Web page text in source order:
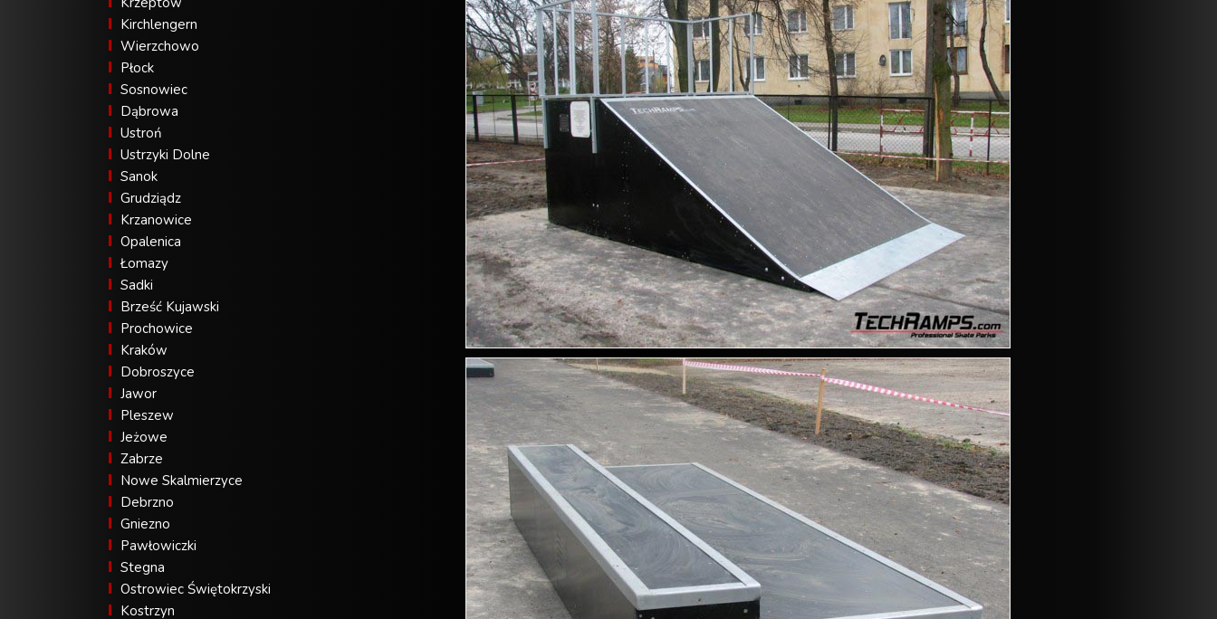
Kirchlengern
Wierzchowo
Płock
Sosnowiec
Dąbrowa
Ustroń
Ustrzyki Dolne
Sanok
Grudziądz
Krzanowice
Opalenica
Łomazy
Sadki
Brześć Kujawski
Prochowice
Kraków
Dobroszyce
Jawor
Pleszew
Jeżowe
Zabrze
Nowe Skalmierzyce
Debrzno
Gniezno
Pawłowiczki
Stegna
Ostrowiec Świętokrzyski
Kostrzyn